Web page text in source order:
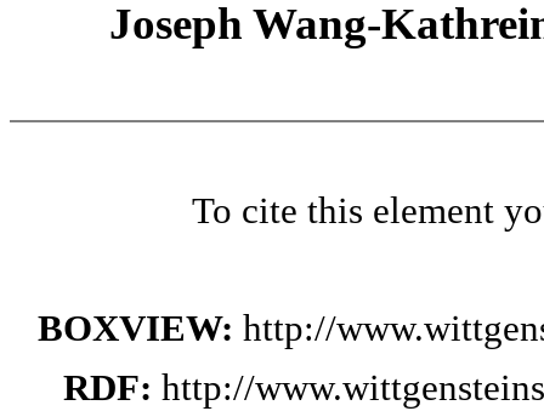
Joseph Wang-
To cite this element
BOXVIEW: http://
RDF: http://